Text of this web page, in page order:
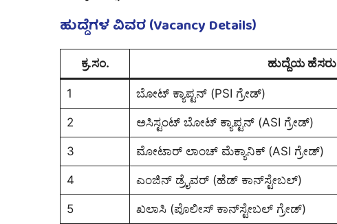
ಹುದ್ದೆಗಳ ವಿವರ (Vacancy Details)
ಕ್ರ.ಸಂ. ಹುದ್ದೆಯ ಹೆಸರು
1 ಬೋಟ್ ಕ್ಯಾಪ್ಟನ್ (PSI ಗ್ರೇಡ್)
2 ಅಸಿಸ್ಟಂಟ್ ಬೋಟ್ ಕ್ಯಾಪ್ಟನ್ (ASI ಗ್ರೇಡ್)
3 ಮೋಟಾರ್ ಲಾಂಚ್ ಮೆಕ್ಯಾನಿಕ್ (ASI ಗ್ರೇಡ್)
4 ಎಂಜಿನ್ ಡ್ರೈವರ್ (ಹೆಡ್ ಕಾನ್‌ಸ್ಟೇಬಲ್)
5 ಖಲಾಸಿ (ಪೊಲೀಸ್ ಕಾನ್‌ಸ್ಟೇಬಲ್ ಗ್ರೇಡ್)